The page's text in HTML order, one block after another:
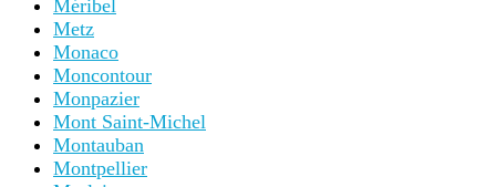
Méribel
Metz
Monaco
Moncontour
Monpazier
Mont Saint-Michel
Montauban
Montpellier